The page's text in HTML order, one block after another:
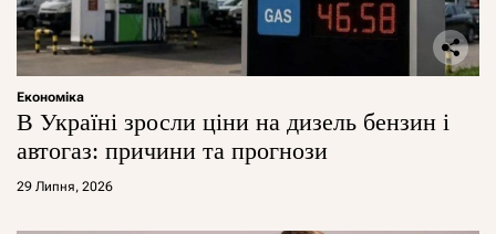
Економіка
В Україні зросли ціни на дизель бензин і
автогаз: причини та прогнози
29 Липня, 2026